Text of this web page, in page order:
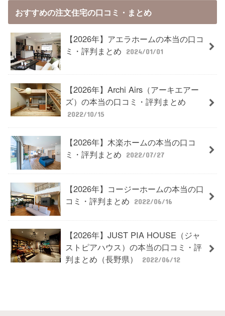
おすすめの注文住宅の口コミ・まとめ
【2026年】アエラホームの本当の口コ
ミ・評判まとめ
2024/01/01
【2026年】Archi Airs（アーキエアー
ズ）の本当の口コミ・評判まとめ
2022/10/15
【2026年】木楽ホームの本当の口コ
ミ・評判まとめ
2022/07/27
【2026年】コージーホームの本当の口
コミ・評判まとめ
2022/06/16
【2026年】JUST PIA HOUSE（ジャ
ストピアハウス）の本当の口コミ・評
判まとめ（長野県）
2022/06/12